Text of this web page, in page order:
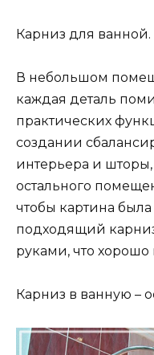
Карниз для
В небольшом
каждая деталь
практических
создании
интерьера и
остального
чтобы картина
подходящий
руками, что хорошо
Карниз в ванную –